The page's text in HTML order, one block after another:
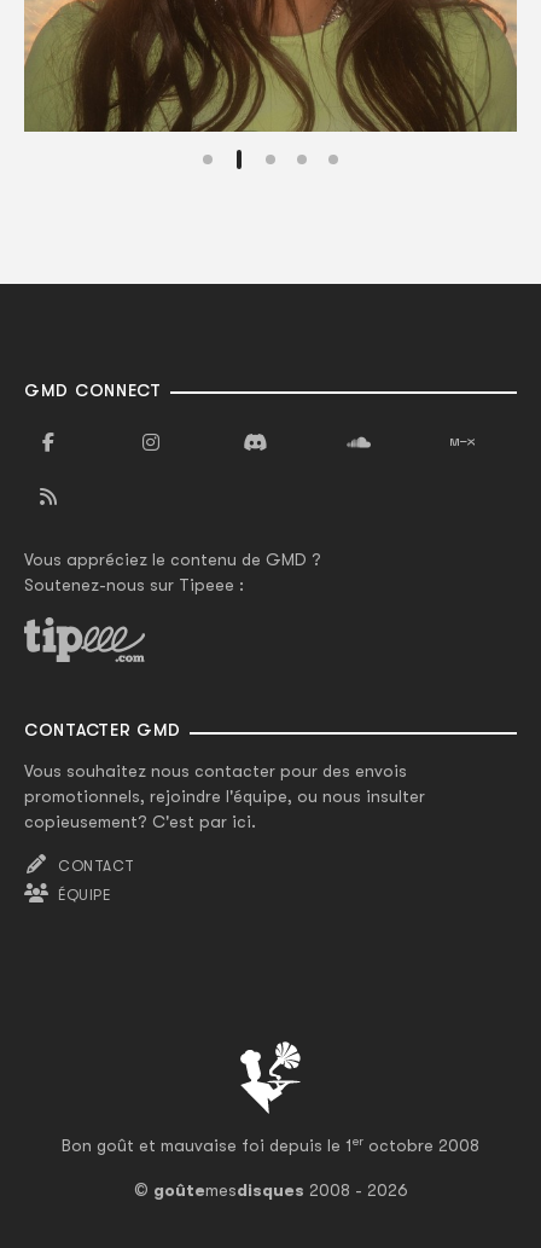
Bon goût et mauvaise foi depuis le 1er octobre 2008
© goûtemesdisques 2008 - 2026
GMD CONNECT
Vous appréciez le contenu de GMD ?
Soutenez-nous sur Tipeee :
CONTACTER GMD
Vous souhaitez nous contacter pour des envois
promotionnels, rejoindre l'équipe, ou nous insulter
copieusement? C'est par ici.
CONTACT
ÉQUIPE